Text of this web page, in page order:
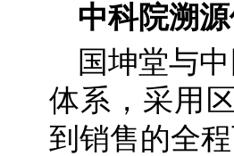
中科院溯
国坤堂与
体系，采用
到销售的全